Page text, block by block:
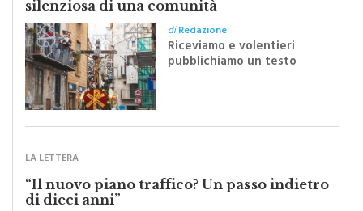
diRedazione
Riceviamo e volentieri
pubblichiamo un testo
inviato dalla scrittrice
monrealese Mariella
“Il nuovo piano traffico? Un passo indietro
di dieci anni”